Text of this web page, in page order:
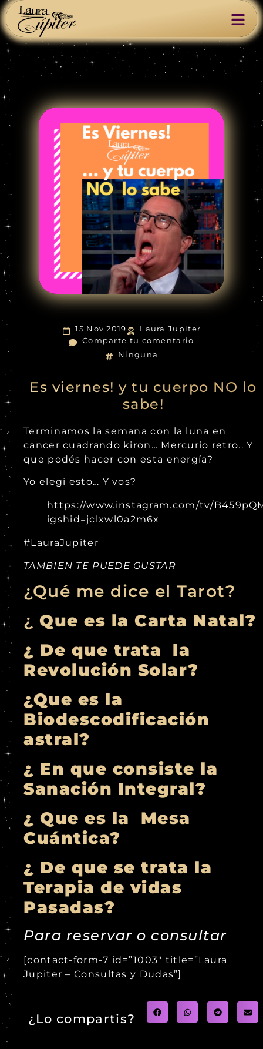
15 Nov 2019
Laura Jupiter
Comparte tu comentario
Ninguna
Es viernes! y tu cuerpo NO lo
sabe!
Terminamos la semana con la luna en
cancer cuadrando kiron… Mercurio retro.. Y
que podés hacer con esta energía?
Yo elegi esto… Y vos?
https://www.instagram.com/tv/
igshid=jclxwl0a2m6x
#LauraJupiter
TAMBIEN TE PUEDE GUSTAR
¿Qué me dice el Tarot?
¿ Que es la Carta Natal?
¿ De que trata la
Revolución Solar?
¿Que es la
Biodescodificación
astral?
¿ En que consiste la
Sanación Integral?
¿ Que es la Mesa
Cuántica?
¿ De que se trata la
Terapia de vidas
Pasadas?
Para reservar o consultar
[contact-form-7 id=”1003″ title=”Laura
Jupiter – Consultas y Dudas”]
¿Lo compartis?